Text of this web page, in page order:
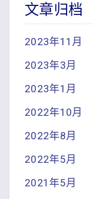
文章归档
2023年11月
2023年3月
2023年1月
2022年10月
2022年8月
2022年5月
2021年5月